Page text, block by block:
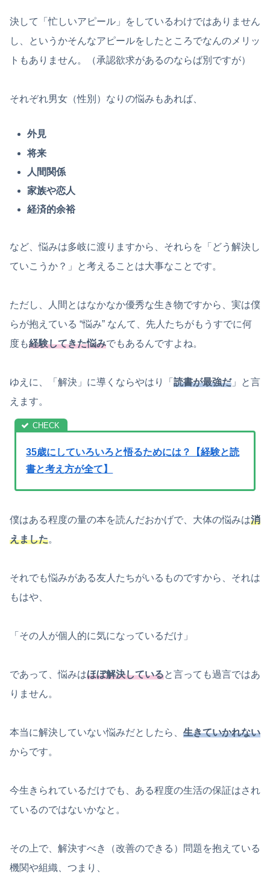
決して「忙しいアピール」をしているわけではありません
し、というかそんなアピールをしたところでなんのメリッ
トもありません。（承認欲求があるのならば別ですが）
それぞれ男女（性別）なりの悩みもあれば、
外見
将来
人間関係
家族や恋人
経済的余裕
など、悩みは多岐に渡りますから、それらを「どう解決し
ていこうか？」と考えることは大事なことです。
ただし、人間とはなかなか優秀な生き物ですから、実は僕
らが抱えている “悩み” なんて、先人たちがもうすでに何
度も経験してきた悩みでもあるんですよね。
ゆえに、「解決」に導くならやはり「 読書が最強だ」と言
えます。
35歳にしていろいろと悟るためには？【経験と読
書と考え方が全て】
僕はある程度の量の本を読んだおかげで、大体の悩みは消
えました。
それでも悩みがある友人たちがいるものですから、それは
もはや、
「その人が個人的に気になっているだけ」
であって、悩みはほぼ解決していると言っても過言ではあ
りません。
本当に解決していない悩みだとしたら、 生きていかれない
からです。
今生きられているだけでも、ある程度の生活の保証はされ
ているのではないかなと。
その上で、解決すべき（改善のできる）問題を抱えている
機関や組織、つまり、